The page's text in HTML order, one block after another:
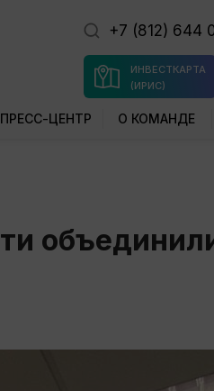
+7 (812) 644
ИНВЕСТКАРТА
(ИРИС)
ПРЕСС-ЦЕНТР О КОМАНДЕ